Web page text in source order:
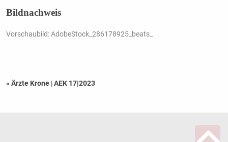
Bildnachweis
Vorschaubild: AdobeStock_286178925_beats_
« Ärzte Krone |AEK 17|2023